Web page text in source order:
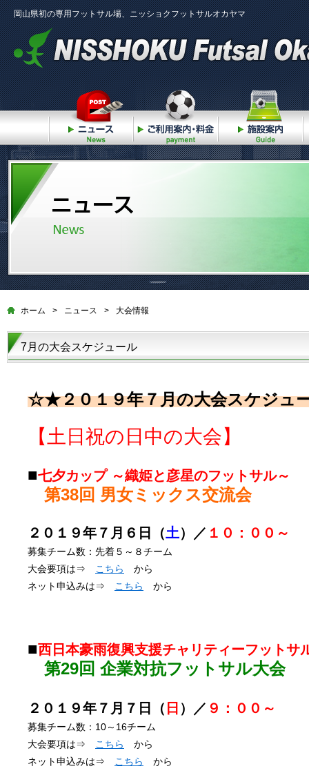
岡山県初の専用フットサル場、ニッショクフットサルオカヤマ
ニュース ご利用案内・料金
ホーム > ニュース > 大会情報
7月の大会スケジュール
☆★２０１９年７月の大会スケジ
【土日祝の日中の大会】
■七夕カップ ～織姫と彦星のフットサル～
第38回 男女ミックス交流会
２０１９年７月６日（土）／ １０：００～
募集チーム数：先着５～８チーム
大会要項は⇒
こちら
から
ネット申込みは⇒
こちら から
■西日本豪雨復興支援チャリティーフットサ
第29回 企業対抗フットサル大会
２０１９年７月７日（ 日 ）／ ９：００～
募集チーム数：10～16チーム
大会要項は⇒
こちら
から
ネット申込みは⇒
こちら から